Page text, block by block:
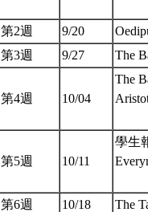
第2週 9/20
第3週
9/27 The
第4週 10/04
The
第5週 10/11
學生
第6週 10/18
The